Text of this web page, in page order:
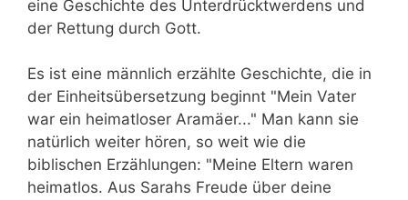
eine Geschichte des Unterdrücktwerdens und
der Rettung durch Gott.
Es ist eine männlich erzählte Geschichte, die in
der Einheitsübersetzung beginnt "Mein Vater
war ein heimatloser Aramäer..." Man kann sie
natürlich weiter hören, so weit wie die
biblischen Erzählungen: "Meine Eltern waren
heimatlos. Aus Sarahs Freude über deine